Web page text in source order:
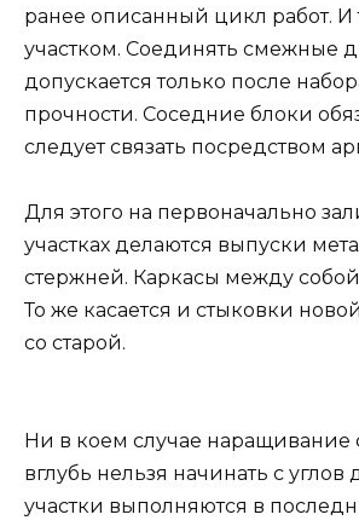
ранее описанный цикл работ. И
участком. Соединять смежные
допускается только после
прочности. Соседние блоки
следует связать посредством
Для этого на первоначально
участках делаются выпуски
стержней. Каркасы между
То же касается и стыковки
со старой.
Ни в коем случае наращивание
вглубь нельзя начинать с углов
участки выполняются в